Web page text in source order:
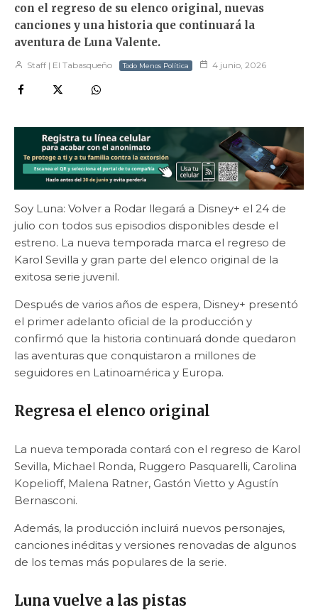
con el regreso de su elenco original, nuevas
canciones y una historia que continuará la
aventura de Luna Valente.
Staff | El Tabasqueño Todo Menos Política 4 junio, 2026
Soy Luna: Volver a Rodar llegará a Disney+ el 24 de
julio con todos sus episodios disponibles desde el
estreno. La nueva temporada marca el regreso de
Karol Sevilla y gran parte del elenco original de la
exitosa serie juvenil.
Después de varios años de espera, Disney+ presentó
el primer adelanto oficial de la producción y
confirmó que la historia continuará donde quedaron
las aventuras que conquistaron a millones de
seguidores en Latinoamérica y Europa.
Regresa el elenco original
La nueva temporada contará con el regreso de Karol
Sevilla, Michael Ronda, Ruggero Pasquarelli, Carolina
Kopelioff, Malena Ratner, Gastón Vietto y Agustín
Bernasconi.
Además, la producción incluirá nuevos personajes,
canciones inéditas y versiones renovadas de algunos
de los temas más populares de la serie.
Luna vuelve a las pistas